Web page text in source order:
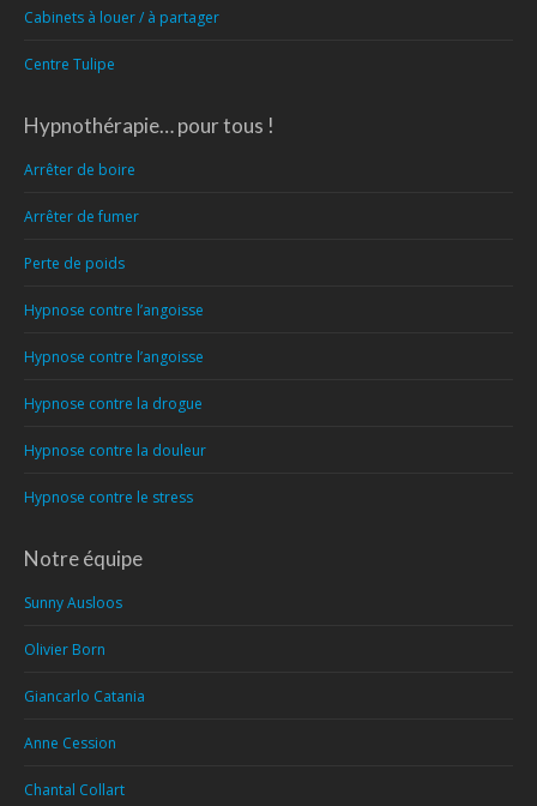
Cabinets à louer / à partager
Centre Tulipe
Hypnothérapie… pour tous !
Arrêter de boire
Arrêter de fumer
Perte de poids
Hypnose contre l’angoisse
Hypnose contre l’angoisse
Hypnose contre la drogue
Hypnose contre la douleur
Hypnose contre le stress
Notre équipe
Sunny Ausloos
Olivier Born
Giancarlo Catania
Anne Cession
Chantal Collart